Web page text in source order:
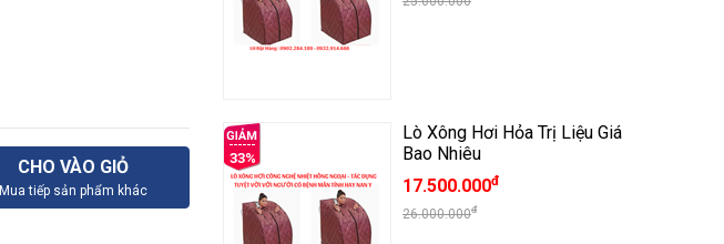
CHO VÀO GIỎ
Mua tiếp sản phẩm khác
33%
Lò Xông Hơi Hỏa Trị Liệu Giá
Bao Nhiêu
17.500.000đ
26.000.000đ